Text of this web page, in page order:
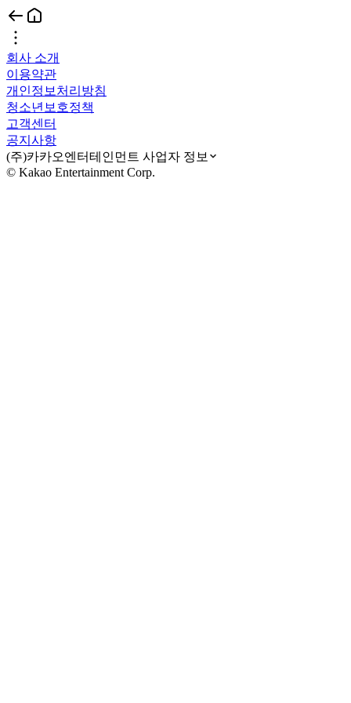
회사 소개
이용약관
개인정보처리방침
청소년보호정책
고객센터
공지사항
(주)카카오엔터테인먼트 사업자 정보
© Kakao Entertainment Corp.